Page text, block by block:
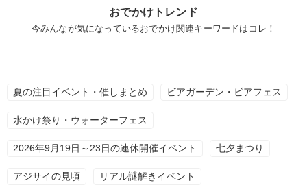
おでかけトレンド
今みんなが気になっているおでかけ関連キーワードはコレ！
夏の注目イベント・催しまとめ ビアガーデン・ビアフェス
水かけ祭り・ウォーターフェス
2026年9月19日～23日の連休開催イベント 七夕まつり
アジサイの見頃 リアル謎解きイベント